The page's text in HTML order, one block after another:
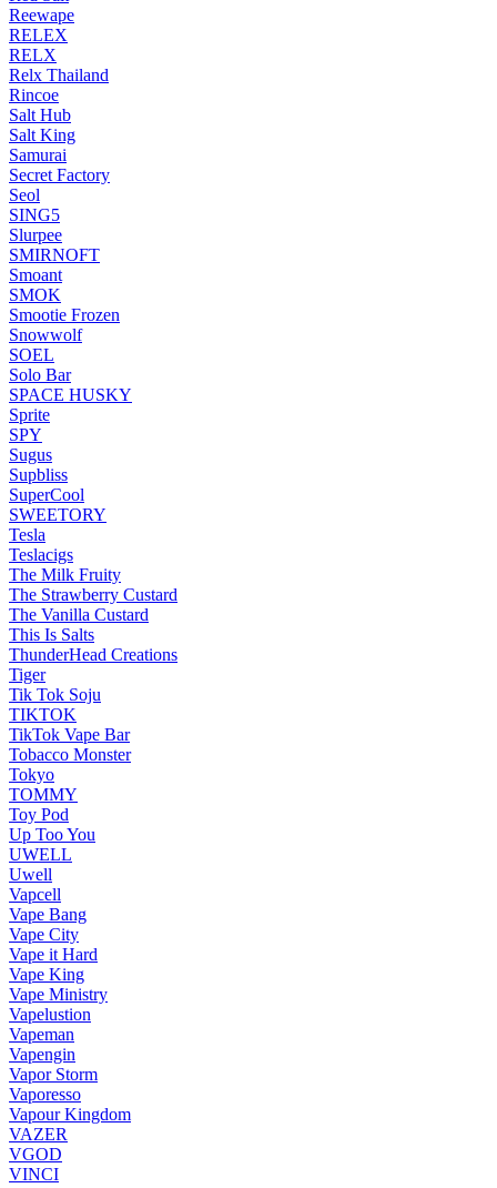
Reewape
RELEX
RELX
Relx Thailand
Rincoe
Salt Hub
Salt King
Samurai
Secret Factory
Seol
SING5
Slurpee
SMIRNOFT
Smoant
SMOK
Smootie Frozen
Snowwolf
SOEL
Solo Bar
SPACE HUSKY
Sprite
SPY
Sugus
Supbliss
SuperCool
SWEETORY
Tesla
Teslacigs
The Milk Fruity
The Strawberry Custard
The Vanilla Custard
This Is Salts
ThunderHead Creations
Tiger
Tik Tok Soju
TIKTOK
TikTok Vape Bar
Tobacco Monster
Tokyo
TOMMY
Toy Pod
Up Too You
UWELL
Uwell
Vapcell
Vape Bang
Vape City
Vape it Hard
Vape King
Vape Ministry
Vapelustion
Vapeman
Vapengin
Vapor Storm
Vaporesso
Vapour Kingdom
VAZER
VGOD
VINCI